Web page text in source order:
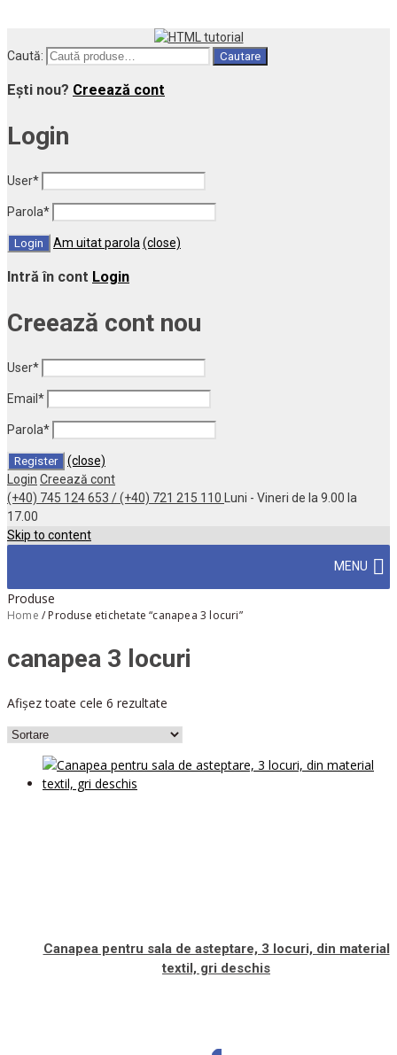
Caută: Cautare
Ești nou? Creează cont
Login
User*
Parola*
Am uitat parola (close)
Intră în cont Login
Creează cont nou
User*
Email *
Parola*
(close)
Login Creează cont
(+40) 745 124 653 / (+40) 721 215 110
Luni - Vineri de la 9.00 la
17.00
Skip to content
MENU
Produse
Home / Produse etichetate “canapea 3 locuri”
canapea 3 locuri
Afișez toate cele 6 rezultate
Canapea pentru sala de asteptare, 3 locuri, din material
textil, gri deschis